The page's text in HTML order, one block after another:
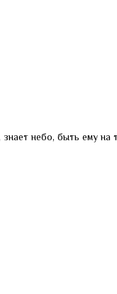
небо, быть ему на